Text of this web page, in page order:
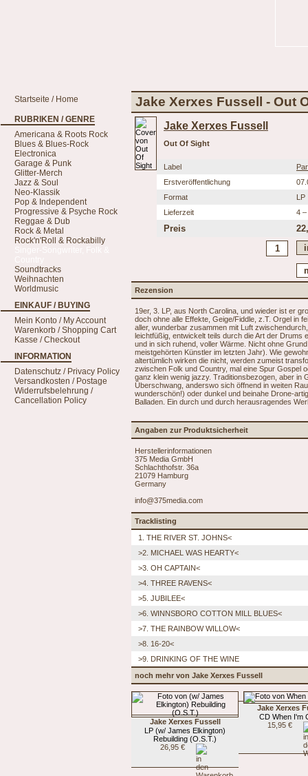
Startseite / Home
RUBRIKEN / GENRE
Americana & Roots Rock
Blues & Blues-Rock
Electronica
Garage & Punk
Glitter-Merch
Jazz & Soul
Neo-Klassik
Pop & Independent
Progressive & Psyche Rock
Reggae & Dub
Rock & Metal
Rock'n'Roll & Rockabilly
Soundtracks
Weihnachten
Worldmusic
EINKAUF / BUYING
Mein Konto / My Account
Warenkorb / Shopping Cart
Kasse / Checkout
INFORMATION
Datenschutz / Privacy Policy
Versandkosten / Postage
Widerrufsbelehrung /
Cancellation Policy
Jake Xerxes Fussell - Out
Jake Xerxes Fussell
Out Of Sight
Label
Erstveröffentlichung
Format
LP
Lieferzeit
4 –
Preis
Rezension
19er, 3. LP, aus North Carolina, und wieder ist er
doch ohne alle Effekte, Geige/Fiddle, z.T. Orgel in
aller, wunderbar zusammen mit Luft
leichtfüßig, entwickelt teils durch die Art der Drums
und in sich ruhend, voller Wärme. Nicht ohne
meistgehörten Künstler im letzten Jahr). Wie
altertümlich wirken die nicht, werden zumeist
zwischen Folk und Country, mal eine Spur Gospel
ganz klein wenig jazzy. Traditionsbezogen, aber in
Überschwang, anderswo sich öffnend in weiten
wunderschön!) oder dunkel und beinahe Drone-
Balladen. Ein durch und durch herausragendes
Angaben zur Produktsicherheit
Herstellerinformationen
375 Media GmbH
Schlachthofstr. 36a
21079 Hamburg
Germany
info@375media.com
Tracklisting
1. THE RIVER ST. JOHNS<
>2. MICHAEL WAS HEARTY<
>3. OH CAPTAIN<
>4. THREE RAVENS<
>5. JUBILEE<
>6. WINNSBORO COTTON MILL BLUES<
>7. THE RAINBOW WILLOW<
>8. 16-20<
>9. DRINKING OF THE WINE
noch mehr von Jake Xerxes Fussell
Jake Xerxes Fussell
LP (w/ James Elkington)
Rebuilding (O.S.T.)
26,95 €
Jake Xerxes
CD When I'm
15,95 €